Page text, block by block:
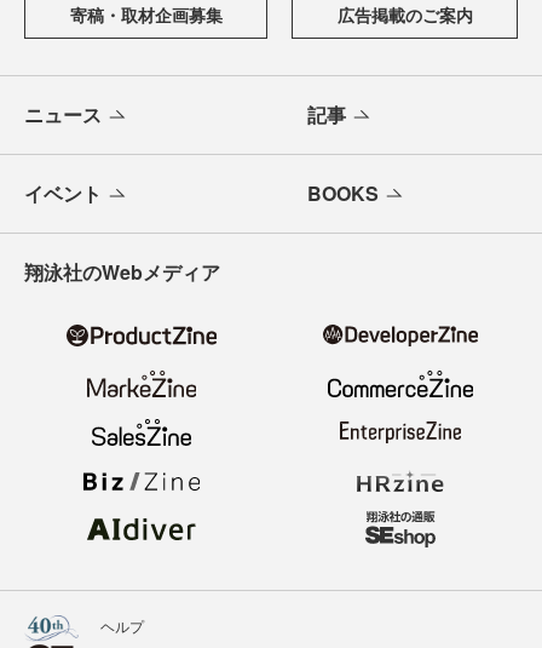
寄稿・取材企画募集 広告掲載のご案内
ニュース 記事
イベント BOOKS
翔泳社のWebメディア
ヘルプ